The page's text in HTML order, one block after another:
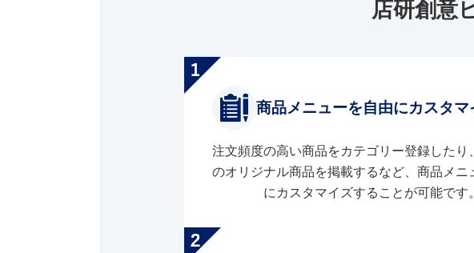
店研創意
商品メニューを自由にカスタマ
注文頻度の高い商品をカテゴリー登録したり
のオリジナル商品を掲載するなど、商品メニ
にカスタマイズすることが可能です。